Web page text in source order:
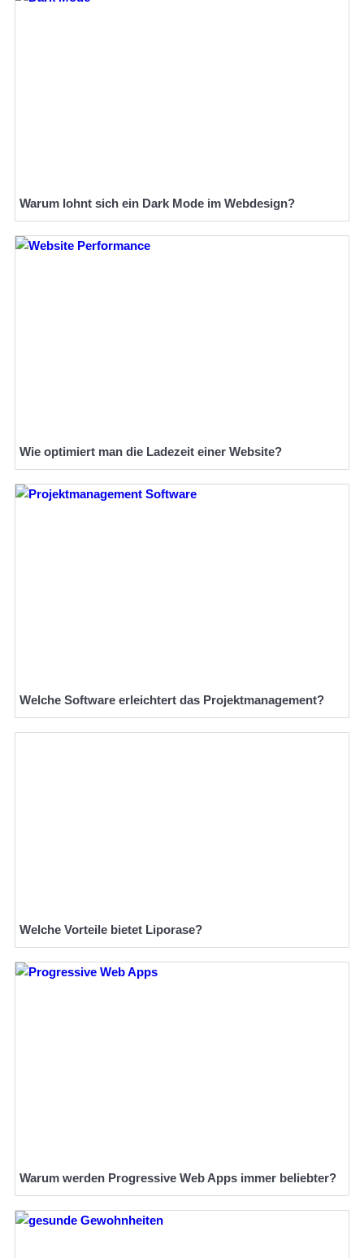
Warum lohnt sich ein Dark Mode im Webdesign?
Wie optimiert man die Ladezeit einer Website?
Welche Software erleichtert das Projektmanagement?
Welche Vorteile bietet Liporase?
Warum werden Progressive Web Apps immer beliebter?